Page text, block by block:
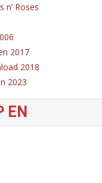
n’ Roses
2017
2018
2023
EN